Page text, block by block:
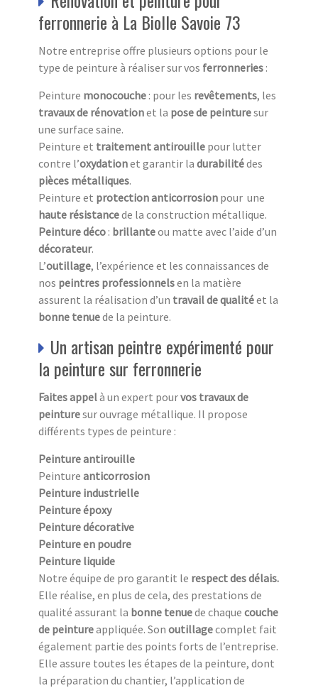
ferronnerie à La Biolle Savoie 73
Notre entreprise offre plusieurs options pour le
type de peinture à réaliser sur vos ferronneries :
Peinture monocouche : pour les revêtements, les
travauxde rénovationet la pose de peinturesur
une surface saine.
Peinture et traitement antirouille pour lutter
contre l’oxydationet garantir la durabilitédes
pièces métalliques.
Peinture et protection anticorrosion pour une
haute résistancede la construction métallique.
Peinturedéco : brillanteou matte avec l’aide d’un
décorateur.
L’outillage, l’expérience et les connaissances de
nos peintres professionnelsen la matière
assurent la réalisation d’un travail de qualitéet la
bonne tenuede la peinture.
Un artisan peintre expérimenté pour
la peinture sur ferronnerie
Faites appelà un expert pourvos travaux de
peinturesur ouvrage métallique. Il propose
différents types de peinture :
Peinture antirouille
Peinture anticorrosion
Peinture industrielle
Peinture époxy
Peinture décorative
Peinture en poudre
Peinture liquide
Notre équipe de pro garantit le respect des délais.
Elle réalise, en plus de cela, des prestations de
qualité assurant la bonne tenuede chaque couche
de peintureappliquée. Son outillagecomplet fait
également partie des points forts de l’entreprise.
Elle assure toutes les étapes de la peinture, dont
la préparation du chantier, l’application de